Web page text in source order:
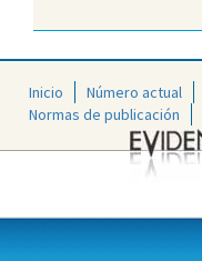
Inicio Número actual
Normas de publicación